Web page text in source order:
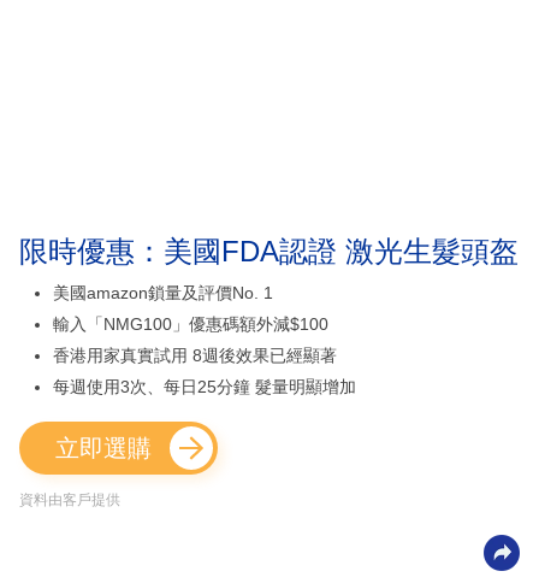
限時優惠：美國FDA認證 激光生髮頭盔
美國amazon鎖量及評價No. 1
輸入「NMG100」優惠碼額外減$100
香港用家真實試用 8週後效果已經顯著
每週使用3次、每日25分鐘 髮量明顯增加
立即選購
資料由客戶提供